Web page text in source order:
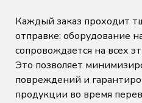
Каждый заказ проходит
отправке: оборудование
сопровождается на всех
Это позволяет
повреждений и
продукции во время